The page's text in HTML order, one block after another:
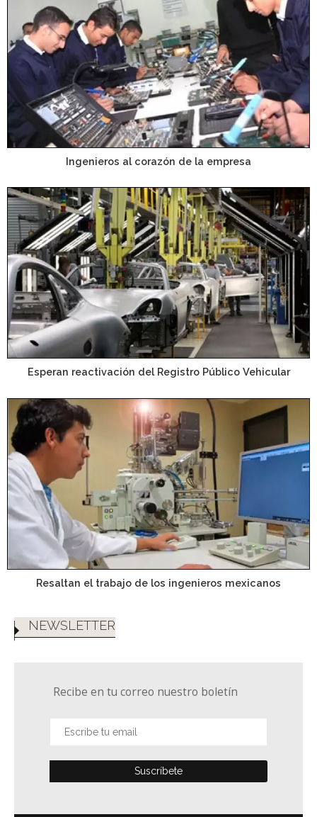
Ingenieros al corazón de la empresa
Esperan reactivación del Registro Público Vehicular
Resaltan el trabajo de los ingenieros mexicanos
NEWSLETTER
Recibe en tu correo nuestro boletín